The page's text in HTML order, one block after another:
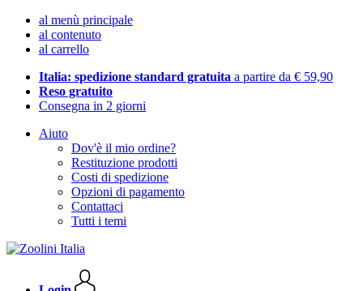
al menù principale
al contenuto
al carrello
Italia: spedizione standard gratuita a partire da € 59,90
Reso gratuito
Consegna in 2 giorni
Aiuto
Dov'è il mio ordine?
Restituzione prodotti
Costi di spedizione
Opzioni di pagamento
Contattaci
Tutti i temi